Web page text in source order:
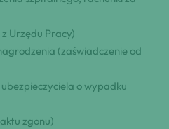
Urzędu Pracy)
(zaświadczenie od
o wypadku
zgonu)